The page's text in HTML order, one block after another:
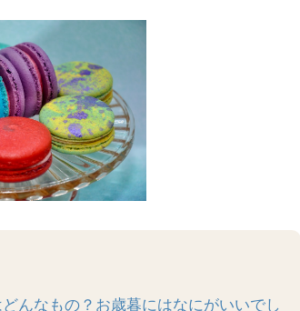
んなもの？お歳暮にはなにがいいでし